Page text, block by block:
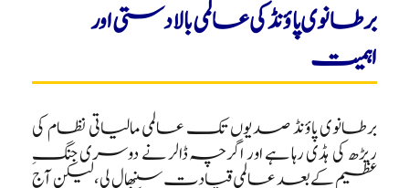
برطانوی پاؤنڈ کی عالمی بالادستی اور
اہمیت
برطانوی پاؤنڈ صدیوں تک عالمی مالیاتی نظام کی
ریڑھ کی ہڈی رہا ہے اور اگرچہ ڈالر نے دوسری جنگِ
عظیم کے بعد عالمی قیادت سنبھال لی، لیکن آج